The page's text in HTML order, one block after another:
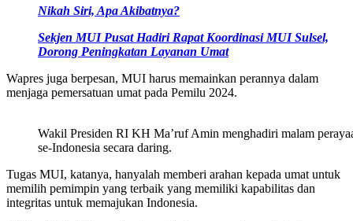
Nikah Siri, Apa Akibatnya?
Sekjen MUI Pusat Hadiri Rapat Koordinasi MUI Sulsel,
Dorong Peningkatan Layanan Umat
Wapres juga berpesan, MUI harus memainkan perannya dalam
menjaga pemersatuan umat pada Pemilu 2024.
Wakil Presiden RI KH Ma’ruf Amin menghadiri malam
se-Indonesia secara daring.
Tugas MUI, katanya, hanyalah memberi arahan kepada umat untuk
memilih pemimpin yang terbaik yang memiliki kapabilitas dan
integritas untuk memajukan Indonesia.